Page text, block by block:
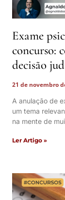
Exame
concurso:
decisão
21 de novembro
A anulação de
um tema
na mente de
Ler Artigo »